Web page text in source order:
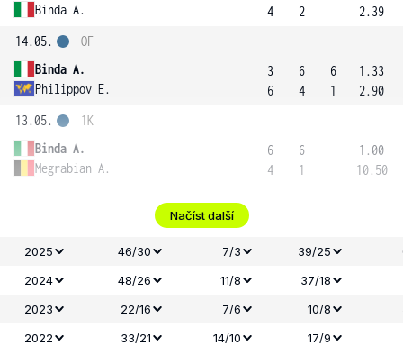
Binda A.
4
2
2.39
14.05.
Binda A.
Philippov E.
OF
3
6
6
4
6
1
1.33
2.90
13.05.
Binda A.
Megrabian A.
1K
6
4
6
1
1.00
10.50
Načíst další
2025 46/30 7/3 39/25
2024
48/26 11/8
37/18
2023
22/16 7/6 10/8
2022
33/21 14/10 17/9